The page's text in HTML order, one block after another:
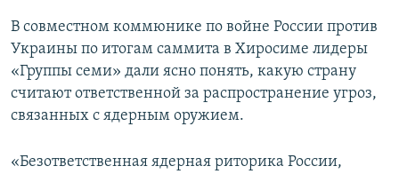
В совместном коммюнике по войне России против
Украины по итогам саммита в Хиросиме лидеры
«Группы семи» дали ясно понять, какую страну
считают ответственной за распространение угроз,
связанных с ядерным оружием.
«Безответственная ядерная риторика России,